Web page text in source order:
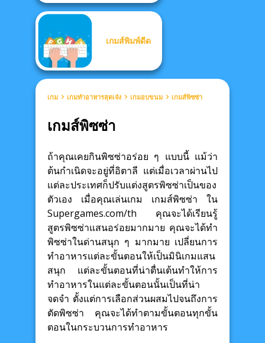
เกมส์พิมพ์ดีด
เกม เกมทำอาหารสุดเจ๋ง เกมอบขนม เกมส์พิซซ่า
เกมส์พิซซ่า
ถ้าคุณเคยกินพิซซ่าอร่อย ๆ แบบนี้ แม้ว่า
ต้นกำเนิดจะอยู่ที่อิตาลี แต่เมื่อเวลาผ่านไป
แต่ละประเทศก็ปรับแต่งสูตรพิซซ่าเป็นของ
ตัวเอง เมื่อคุณเล่นเกม เกมส์พิซซ่า ใน
Supergames.com/th คุณจะได้เรียนรู้
สูตรพิซซ่าแสนอร่อยมากมาย คุณจะได้ทำ
พิซซ่าในด่านสนุก ๆ มากมาย เปลี่ยนการ
ทำอาหารแต่ละขั้นตอนให้เป็นมินิเกมแสน
สนุก แต่ละขั้นตอนที่น่าตื่นเต้นทำให้การ
ทำอาหารในแต่ละขั้นตอนนั้นเป็นที่น่า
จดจำ ตั้งแต่การเลือกส่วนผสมไปจนถึงการ
ตัดพิซซ่า คุณจะได้ทำตามขั้นตอนทุกขั้น
ตอนในกระบวนการทำอาหาร